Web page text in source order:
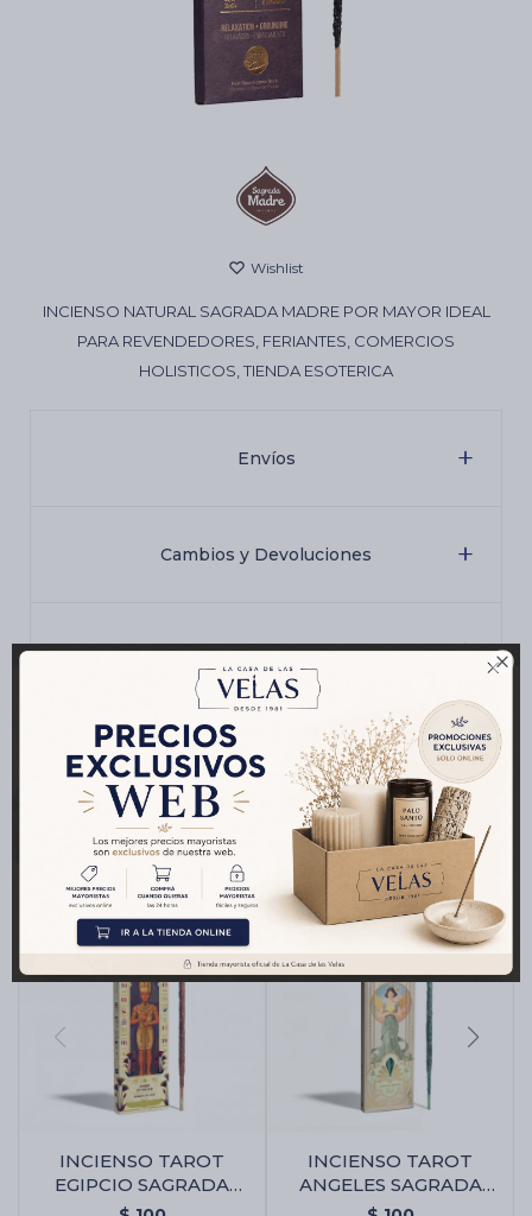

INCIENSO NATURAL SAGRADA MADRE POR MAYOR IDEAL
PARA REVENDEDORES, FERIANTES, COMERCIOS
HOLISTICOS, TIENDA ESOTERICA
Envíos
Cambios y Devoluciones
Medios de pago
Productos que te pueden interesar
INCIENSO TAROT
EGIPCIO SAGRADA
MADRE - Ambar De
INCIENSO TAROT
ANGELES SAGRADA
MADRE - Bayas De